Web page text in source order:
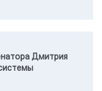
Дмитрия